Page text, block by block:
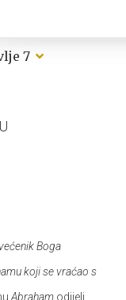
Poglavlje 7
Boga
koji se vraćao s
Abraham odijeli